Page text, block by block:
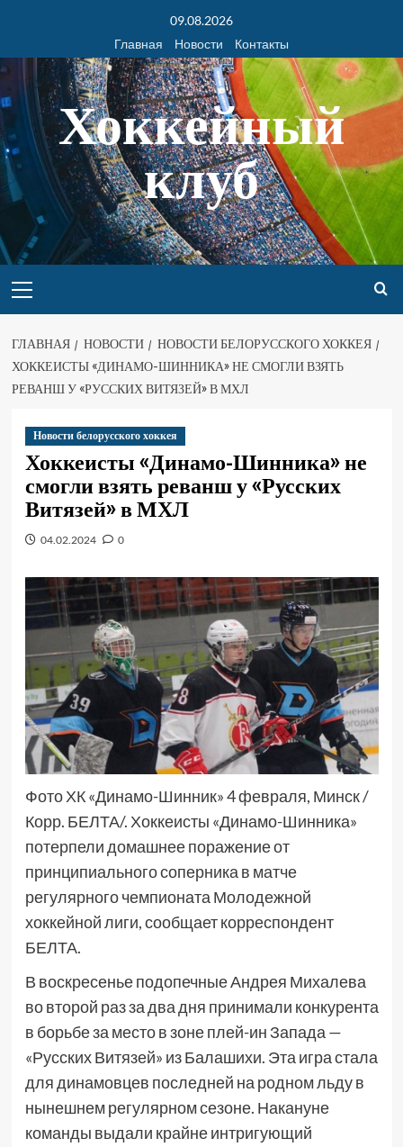
09.08.2026
Главная
Новости Контакты
Хоккейный
клуб
ГЛАВНАЯ НОВОСТИ
НОВОСТИ БЕЛОРУССКОГО ХОККЕЯ
ХОККЕИСТЫ «ДИНАМО-ШИННИКА» НЕ СМОГЛИ ВЗЯТЬ
РЕВАНШ У «РУССКИХ ВИТЯЗЕЙ» В МХЛ
Новости белорусского хоккея
Хоккеисты «Динамо-Шинника» не
смогли взять реванш у «Русских
Витязей» в МХЛ
04.02.2024 0
Фото ХК «Динамо-Шинник» 4 февраля, Минск /
Корр. БЕЛТА/. Хоккеисты «Динамо-Шинника»
потерпели домашнее поражение от
принципиального соперника в матче
регулярного чемпионата Молодежной
хоккейной лиги, сообщает корреспондент
БЕЛТА.
В воскресенье подопечные Андрея Михалева
во второй раз за два дня принимали конкурента
в борьбе за место в зоне плей-ин Запада —
«Русских Витязей» из Балашихи. Эта игра стала
для динамовцев последней на родном льду в
нынешнем регулярном сезоне. Накануне
команды выдали крайне интригующий